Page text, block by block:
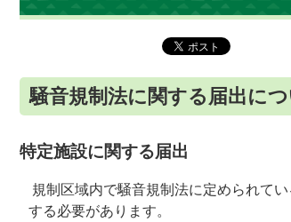
騒音規制法に関する届出に
特定施設に関する届出
規制区域内で騒音規制法に定められて
する必要があります。